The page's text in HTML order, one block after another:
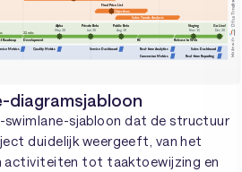
diagramsjabloon
swimlane-sjabloon dat de structuur
duidelijk weergeeft, van het
activiteiten tot taaktoewijzing en